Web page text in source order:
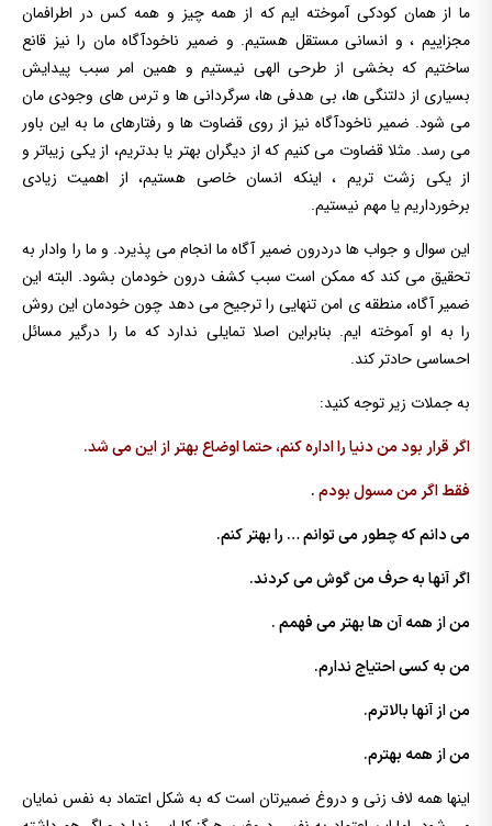
ما از همان کودکی آموخته ایم که از همه چیز و همه کس در اطرافمان
مجزاییم ، و انسانی مستقل هستیم. و ضمیر ناخودآگاه مان را نیز قانع
ساختیم که بخشی از طرحی الهی نیستیم و همین امر سبب پیدایش
بسیاری از دلتنگی ها، بی هدفی ها، سرگردانی ها و ترس های وجودی مان
می شود. ضمیر ناخودآگاه نیز از روی قضاوت ها و رفتارهای ما به این باور
می رسد. مثلا قضاوت می کنیم که از دیگران بهتر یا بدتریم، از یکی زیباتر و
از یکی زشت تریم ، اینکه انسان خاصی هستیم، از اهمیت زیادی
برخورداریم یا مهم نیستیم.
این سوال و جواب ها دردرون ضمیر آگاه ما انجام می پذیرد. و ما را وادار به
تحقیق می کند که ممکن است سبب کشف درون خودمان بشود. البته این
ضمیر آگاه، منطقه ی امن تنهایی را ترجیح می دهد چون خودمان این روش
را به او آموخته ایم. بنابراین اصلا تمایلی ندارد که ما را درگیر مسائل
احساسی حادتر کند.
به جملات زیر توجه کنید:
اگر قرار بود من دنیا را اداره کنم، حتما اوضاع بهتر از این می شد.
فقط اگر من مسول بودم.
می دانم که چطور می توانم … را بهتر کنم.
اگر آنها به حرف من گوش می کردند.
من از همه آن ها بهتر می فهمم .
من به کسی احتیاج ندارم.
من از آنها بالاترم.
من از همه بهترم.
اینها همه لاف زنی و دروغ ضمیرتان است که به شکل اعتماد به نفس نمایان